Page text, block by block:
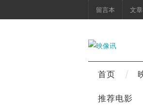
留言本 文
首页
推荐电影